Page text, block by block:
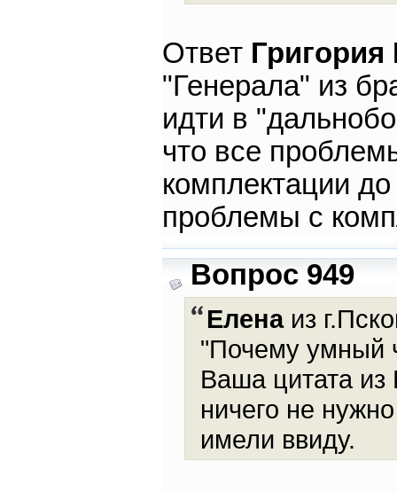
Ответ
"Генерала" из
идти в
что все
комплектации
проблемы с
Вопрос 949
Еленаиз
"Почему умный
Ваша цитата
ничего не
имели ввиду.